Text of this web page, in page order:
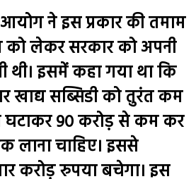
ने इस प्रकार की तमाम
को लेकर सरकार को अपनी
थी। इसमें कहा गया था कि
सब्सिडी को तुरंत कम
घटाकर 90 करोड़ से कम कर
लाना चाहिए। इससे
करोड़ रुपया बचेगा। इस